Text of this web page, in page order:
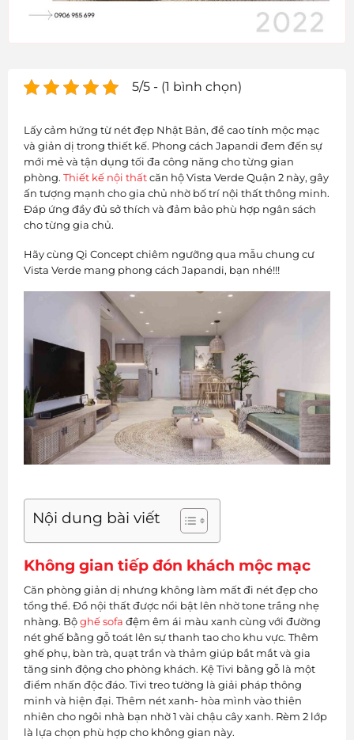
5/5 - (1 bình chọn)
Lấy cảm hứng từ nét đẹp Nhật Bản, đề cao tính mộc mạc
và giản dị trong thiết kế. Phong cách Japandi đem đến sự
mới mẻ và tận dụng tối đa công năng cho từng gian
phòng. Thiết kế nội thấtcăn hộ Vista Verde Quận 2 này, gây
ấn tượng mạnh cho gia chủ nhờ bố trí nội thất thông minh.
Đáp ứng đầy đủ sở thích và đảm bảo phù hợp ngân sách
cho từng gia chủ.
Hãy cùng Qi Concept chiêm ngưỡng qua mẫu chung cư
Vista Verde mang phong cách Japandi, bạn nhé!!!
Nội dung bài viết
Không gian tiếp đón khách mộc mạc
Căn phòng giản dị nhưng không làm mất đi nét đẹp cho
tổng thể. Đồ nội thất được nổi bật lên nhờ tone trắng nhẹ
nhàng. Bộghế sofa đệm êm ái màu xanh cùng với đường
nét ghế bằng gỗ toát lên sự thanh tao cho khu vực. Thêm
ghế phụ, bàn trà, quạt trần và thảm giúp bắt mắt và gia
tăng sinh động cho phòng khách. Kệ Tivi bằng gỗ là một
điểm nhấn độc đáo. Tivi treo tường là giải pháp thông
minh và hiện đại. Thêm nét xanh- hòa mình vào thiên
nhiên cho ngôi nhà bạn nhờ 1 vài chậu cây xanh. Rèm 2 lớp
là lựa chọn phù hợp cho không gian này.